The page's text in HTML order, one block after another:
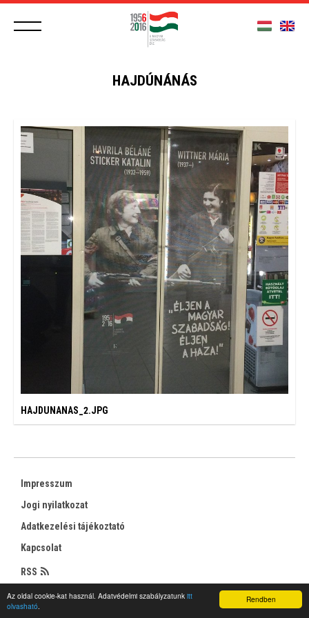
Rendben
Az oldal cookie-kat használ. Adatvédelmi szabályzatunk itt
olvasható.
HAJDÚNÁNÁS
HAJDUNANAS_2.JPG
Impresszum
Jogi nyilatkozat
Adatkezelési tájékoztató
Kapcsolat
RSS